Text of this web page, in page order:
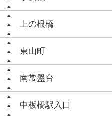
上の根橋
東山町
南常盤台
中板橋駅入口